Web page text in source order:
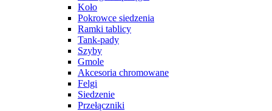
Koło
Pokrowce siedzenia
Ramki tablicy
Tank-pady
Szyby
Gmole
Akcesoria chromowane
Felgi
Siedzenie
Przełączniki